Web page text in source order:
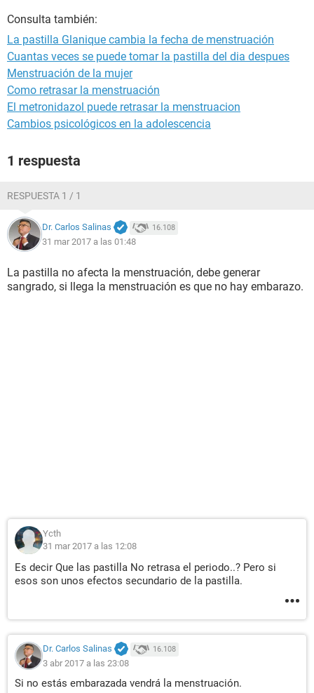
Consulta también:
La pastilla Glanique cambia la fecha de menstruación
Cuantas veces se puede tomar la pastilla del dia despues
Menstruación de la mujer
Como retrasar la menstruación
El metronidazol puede retrasar la menstruacion
Cambios psicológicos en la adolescencia
1 respuesta
RESPUESTA 1 / 1
Dr. Carlos Salinas 16.108
31 mar 2017 a las 01:48
La pastilla no afecta la menstruación, debe generar
sangrado, si llega la menstruación es que no hay embarazo.
Ycth
31 mar 2017 a las 12:08
Es decir Que las pastilla No retrasa el periodo..? Pero si
esos son unos efectos secundario de la pastilla.
Dr. Carlos Salinas 16.108
3 abr 2017 a las 23:08
Si no estás embarazada vendrá la menstruación.